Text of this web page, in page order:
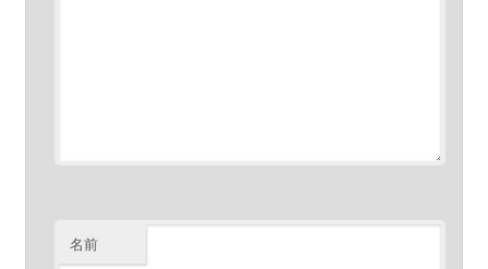
名前